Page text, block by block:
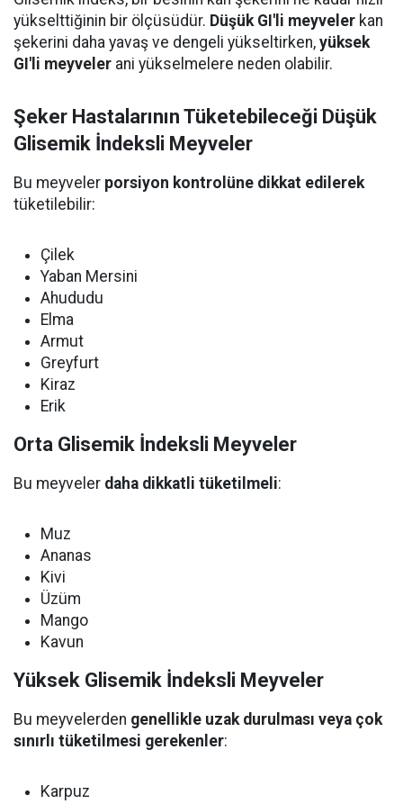
yükselttiğinin bir ölçüsüdür. Düşük GI'li meyveler kan
şekerini daha yavaş ve dengeli yükseltirken, yüksek
GI'li meyveler ani yükselmelere neden olabilir.
Şeker Hastalarının Tüketebileceği Düşük
Glisemik İndeksli Meyveler
Bu meyveler porsiyon kontrolüne dikkat edilerek
tüketilebilir:
Çilek
Yaban Mersini
Ahududu
Elma
Armut
Greyfurt
Kiraz
Erik
Orta Glisemik İndeksli Meyveler
Bu meyveler daha dikkatli tüketilmeli:
Muz
Ananas
Kivi
Üzüm
Mango
Kavun
Yüksek Glisemik İndeksli Meyveler
Bu meyvelerden genellikle uzak durulması veya çok
sınırlı tüketilmesi gerekenler:
Karpuz